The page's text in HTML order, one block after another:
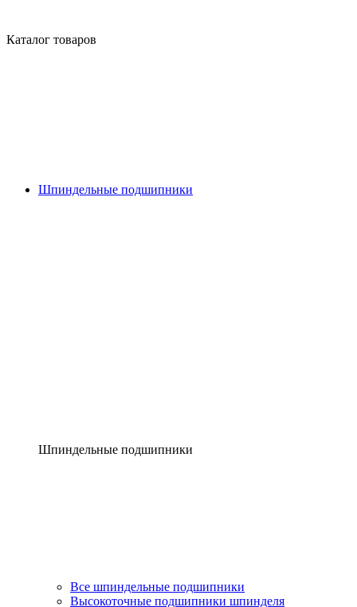
Каталог товаров
Шпиндельные подшипники
Шпиндельные подшипники
Все шпиндельные подшипники
Высокоточные подшипники шпинделя